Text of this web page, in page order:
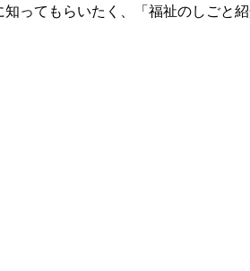
ってもらいたく、「福祉のしごと